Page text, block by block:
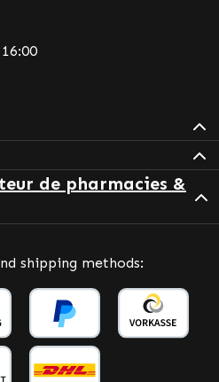
de pharmacies &
shipping methods: